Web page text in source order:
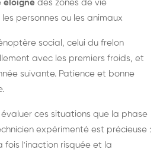
éloigné des zones de vie
personnes ou les animaux
social, celui du frelon
avec les premiers froids, et
suivante. Patience et bonne
ces situations que la phase
expérimenté est précieuse :
l'inaction risquée et la